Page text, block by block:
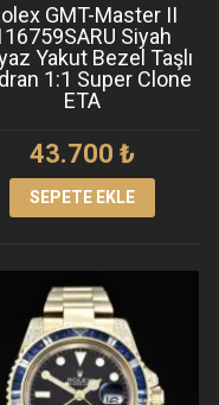
GMT-Master II
Siyah
Yakut Bezel Taşlı
1:1 Super Clone
ETA
43.700₺
SEPETE EKLE